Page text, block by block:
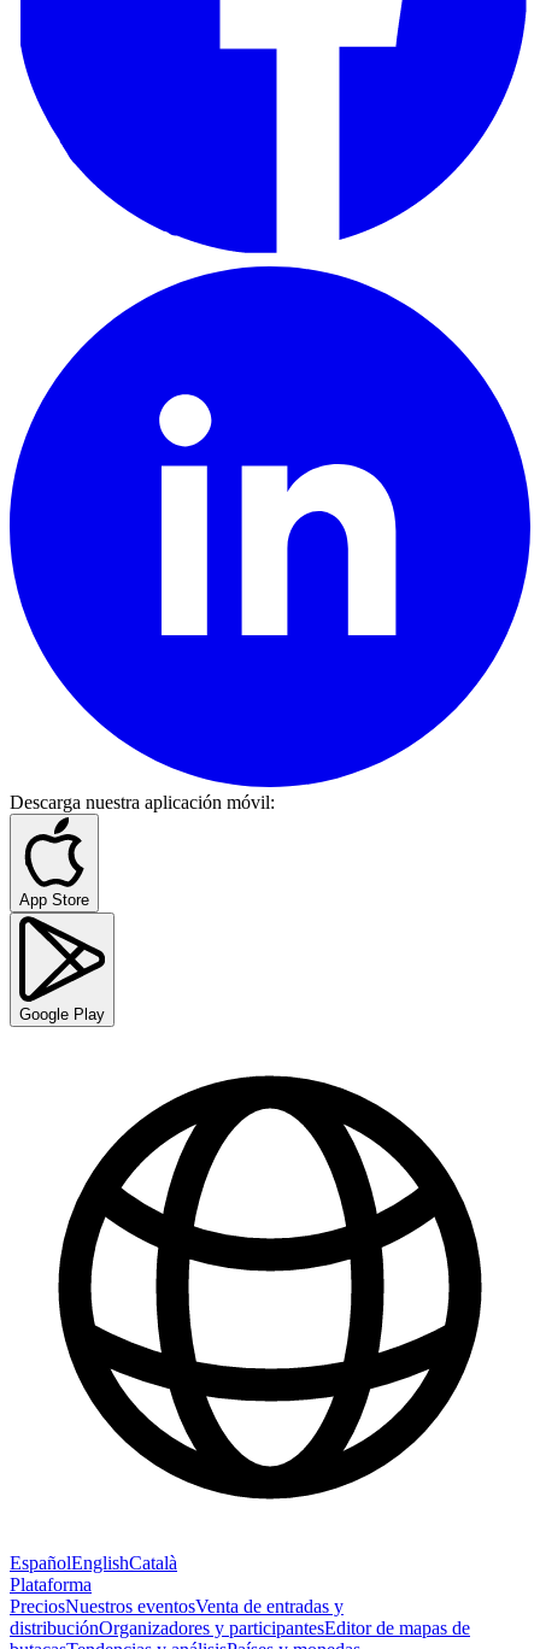
Descarga nuestra aplicación móvil:
App Store
Google Play
EspañolEnglishCatalà
Plataforma
PreciosNuestros eventosVenta de entradas y
distribuciónOrganizadores y participantesEditor de mapas de